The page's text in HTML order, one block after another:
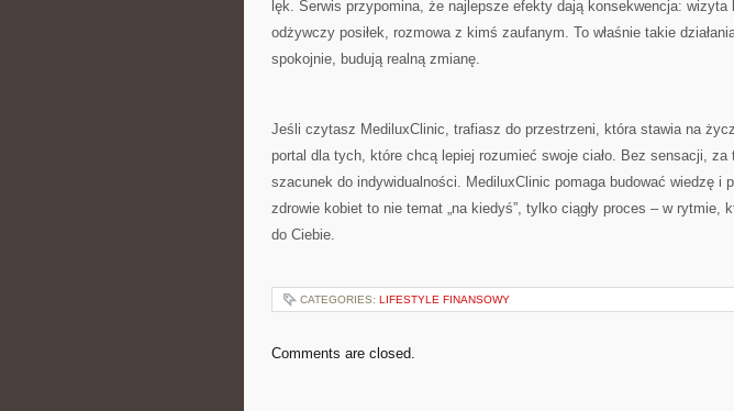
lęk. Serwis przypomina, że najlepsze efekty dają konsekwencja: wizyta
odżywczy posiłek, rozmowa z kimś zaufanym. To właśnie takie
spokojnie, budują realną zmianę.
Jeśli czytasz MediluxClinic, trafiasz do przestrzeni, która stawia na
portal dla tych, które chcą lepiej rozumieć swoje ciało. Bez sensacji,
szacunek do indywidualności. MediluxClinic pomaga budować wiedzę i
zdrowie kobiet to nie temat „na kiedyś”, tylko ciągły proces – w rytmie,
do Ciebie.
CATEGORIES: LIFESTYLE FINANSOWY
Comments are closed.